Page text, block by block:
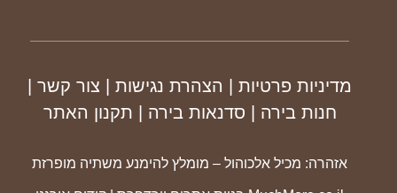
מדיניות פרטיות | הצהרת נגישות צור קשר
חנות בירה
סדנאות בירה תקנון האתר
אזהרה: מכיל אלכוהול – מומלץ להימנע משתיה מופרזת